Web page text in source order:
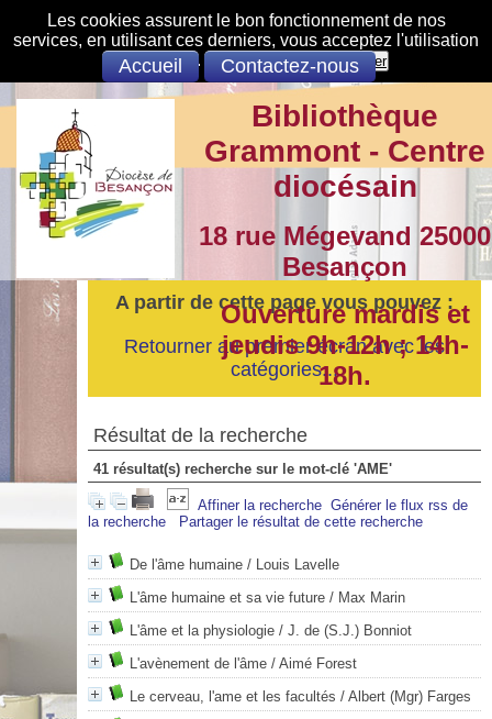
Les cookies assurent le bon fonctionnement de nos
services, en utilisant ces derniers, vous acceptez l'utilisation
des cookies.
S'opposer Accepter
Accueil Contactez-nous
A partir de cette page vous pouvez :
Retourner au premier écran avec les
catégories...
Résultat de la recherche
41 résultat(s) recherche sur le mot-clé 'AME'
Affiner la recherche Générer le flux rss de
la recherche
Partager le résultat de cette recherche
De l'âme humaine/ Louis Lavelle
L'âme humaine et sa vie future/ Max Marin
L'âme et la physiologie/ J. de (S.J.) Bonniot
L'avènement de l'âme/ Aimé Forest
Le cerveau, l'ame et les facultés / Albert (Mgr) Farges
Bibliothèque
Grammont - Centre
diocésain
18 rue Mégevand 25000
Besançon
Ouverture mardis et
jeudis 9h-12h ; 14h-
18h.